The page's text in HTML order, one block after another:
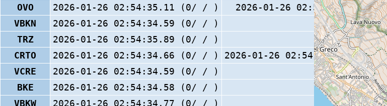
OVO
2026-01-26 02:54:35.11 (0/ / ) 2026-01-26 02:54:36 (0/ / )
VBKN
2026-01-26 02:54:34.59 (0/ / )
TRZ
2026-01-26 02:54:35.89 (0/ / )
CRTO
2026-01-26 02:54:34.66 (0/ / )
2026-01-26 02:54:35.2 (0/ / )
VCRE
2026-01-26 02:54:34.59 (0/ / )
BKE
2026-01-26 02:54:34.58 (0/ / )
VBKW
2026-01-26 02:54:34.77 (0/ / )